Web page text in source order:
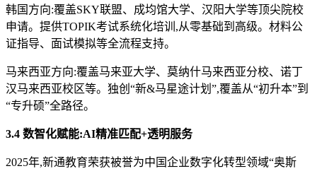
韩国方向:覆盖SKY联盟、成均馆大学、汉阳大学等顶尖院校
申请。提供TOPIK考试系统化培训,从零基础到高级。材料公
证指导、面试模拟等全流程支持。
马来西亚方向:覆盖马来亚大学、莫纳什马来西亚分校、诺丁
汉马来西亚校区等。独创“新&马星途计划”,覆盖从“初升本”到
“专升硕”全路径。
3.4 数智化赋能:AI精准匹配+透明服务
2025年,新通教育荣获被誉为中国企业数字化转型领域“奥斯